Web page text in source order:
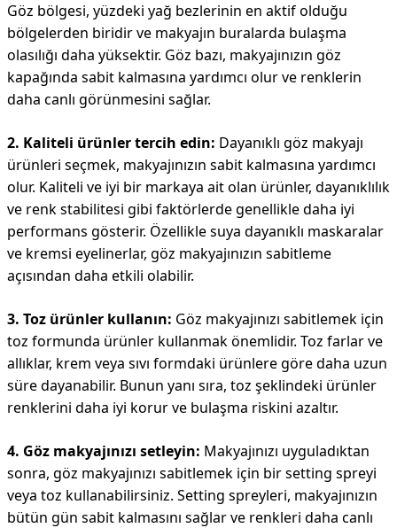
Göz bölgesi, yüzdeki yağ bezlerinin en aktif olduğu
bölgelerden biridir ve makyajın buralarda bulaşma
olasılığı daha yüksektir. Göz bazı, makyajınızın göz
kapağında sabit kalmasına yardımcı olur ve renklerin
daha canlı görünmesini sağlar.
2. Kaliteli ürünler tercih edin: Dayanıklı göz makyajı
ürünleri seçmek, makyajınızın sabit kalmasına yardımcı
olur. Kaliteli ve iyi bir markaya ait olan ürünler, dayanıklılık
ve renk stabilitesi gibi faktörlerde genellikle daha iyi
performans gösterir. Özellikle suya dayanıklı maskaralar
ve kremsi eyelinerlar, göz makyajınızın sabitleme
açısından daha etkili olabilir.
3. Toz ürünler kullanın: Göz makyajınızı sabitlemek için
toz formunda ürünler kullanmak önemlidir. Toz farlar ve
allıklar, krem veya sıvı formdaki ürünlere göre daha uzun
süre dayanabilir. Bunun yanı sıra, toz şeklindeki ürünler
renklerini daha iyi korur ve bulaşma riskini azaltır.
4. Göz makyajınızı setleyin: Makyajınızı uyguladıktan
sonra, göz makyajınızı sabitlemek için bir setting spreyi
veya toz kullanabilirsiniz. Setting spreyleri, makyajınızın
bütün gün sabit kalmasını sağlar ve renkleri daha canlı